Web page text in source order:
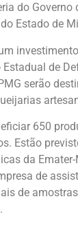
do Governo
Estado de
de
serão
650
Estão
da
de
de